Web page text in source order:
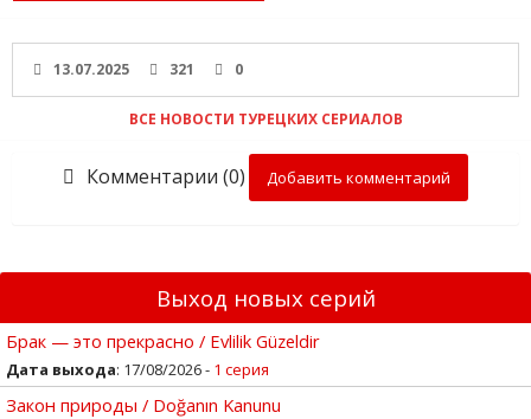
13.07.2025 321 0
ВСЕ НОВОСТИ ТУРЕЦКИХ СЕРИАЛОВ
Комментарии (0) Добавить комментарий
Выход новых серий
Брак — это прекрасно / Evlilik Güzeldir
Дата выхода: 17/08/2026 - 1 серия
Закон природы / Doğanın Kanunu